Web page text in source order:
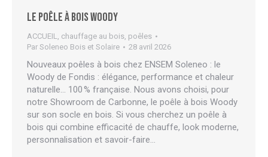
Le poêle à bois Woody
ACCUEIL chauffage au bois poêles
Par Soleneo Bois et Solaire 28 avril 2026
Nouveaux poêles à bois chez ENSEM Soleneo : le
Woody de Fondis : élégance, performance et chaleur
naturelle… 100 % française. Nous avons choisi, pour
notre Showroom de Carbonne, le poêle à bois Woody
sur son socle en bois. Si vous cherchez un poêle à
bois qui combine efficacité de chauffe, look moderne,
personnalisation et savoir-faire…